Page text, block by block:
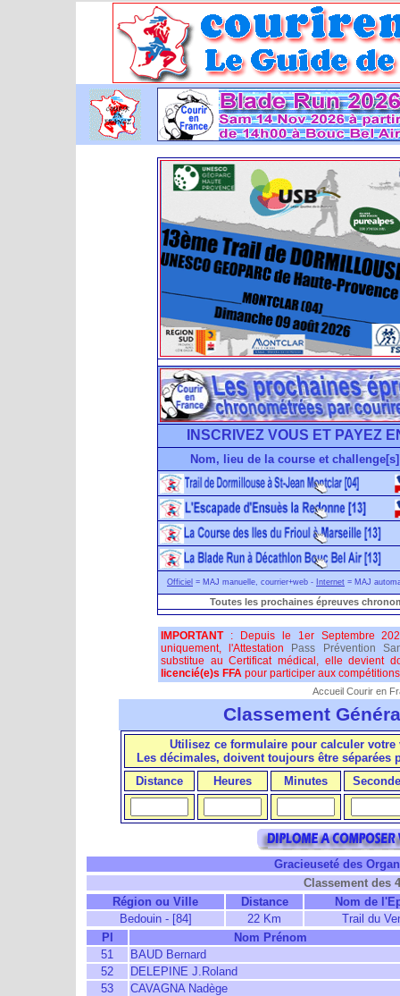
INSCRIVEZ VOUS ET PAYEZ
Nom, lieu de la course et challenge[s]
Officiel = MAJ manuelle, courrier+web - Internet = MAJ
Toutes les prochaines épreuves
IMPORTANT: Depuis le 1er Septembre
uniquement, l'Attestation
Pass Prévention
substitue au Certificat médical, elle devient
licencié(e)s FFA pour participer aux
Accueil Courir en
Classement
Utilisez ce formulaire pour calculer votre
Les décimales, doivent toujours être séparées
Distance
Heures Minutes
Gracieuseté des
Classement des
Région ou Ville
Distance
Nom de
Bedouin - [84]
22 Km
Trail du
Pl
Nom Prénom
51
BAUD Bernard
52
DELEPINE J.Roland
53
CAVAGNA Nadège